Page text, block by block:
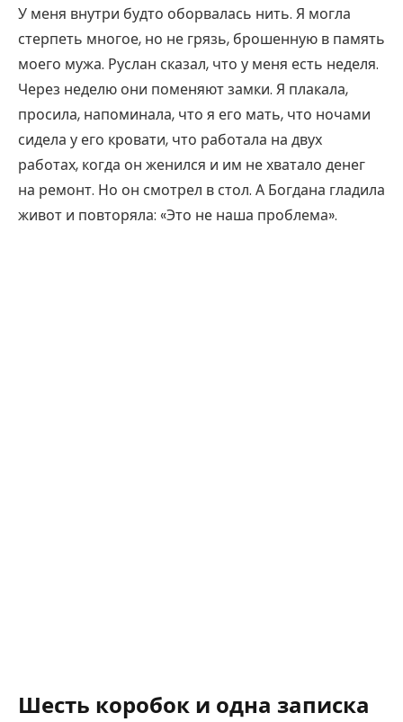
У меня внутри будто оборвалась нить. Я могла
стерпеть многое, но не грязь, брошенную в память
моего мужа. Руслан сказал, что у меня есть неделя.
Через неделю они поменяют замки. Я плакала,
просила, напоминала, что я его мать, что ночами
сидела у его кровати, что работала на двух
работах, когда он женился и им не хватало денег
на ремонт. Но он смотрел в стол. А Богдана гладила
живот и повторяла: «Это не наша проблема».
Шесть коробок и одна записка